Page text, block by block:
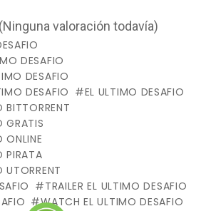
valoración todavía)
DESAFIO
DESAFIO
DESAFIO
EL ULTIMO DESAFIO
BITTORRENT
GRATIS
ONLINE
PIRATA
UTORRENT
TRAILER EL ULTIMO DESAFIO
WATCH EL ULTIMO DESAFIO